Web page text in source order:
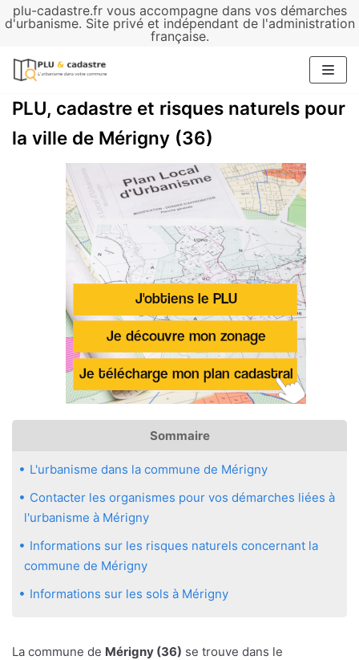
plu-cadastre.fr vous accompagne dans vos démarches
d'urbanisme. Site privé et indépendant de l'administration
française.
Aller
contenu
PLU, cadastre et risques naturels pour
la ville de Mérigny (36)
Sommaire
L'urbanisme dans la commune de Mérigny
Contacter les organismes pour vos démarches liées à
l'urbanisme à Mérigny
Informations sur les risques naturels concernant la
commune de Mérigny
Informations sur les sols à Mérigny
La commune de Mérigny (36) se trouve dans le